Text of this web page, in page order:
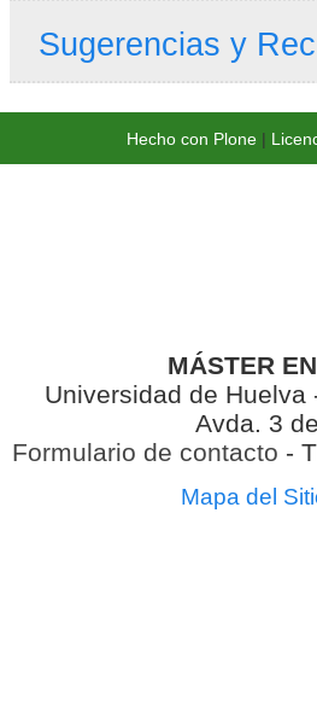
Sugerencias y
Hecho con Plone|
MÁSTER
Universidad de
Avda. 3
Formulario de contacto -
Mapa del